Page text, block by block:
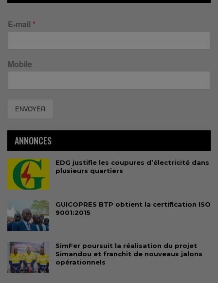
E-mail *
Mobile
ENVOYER
ANNONCES
EDG justifie les coupures d’électricité dans
plusieurs quartiers
GUICOPRES BTP obtient la certification ISO
9001:2015
SimFer poursuit la réalisation du projet
Simandou et franchit de nouveaux jalons
opérationnels